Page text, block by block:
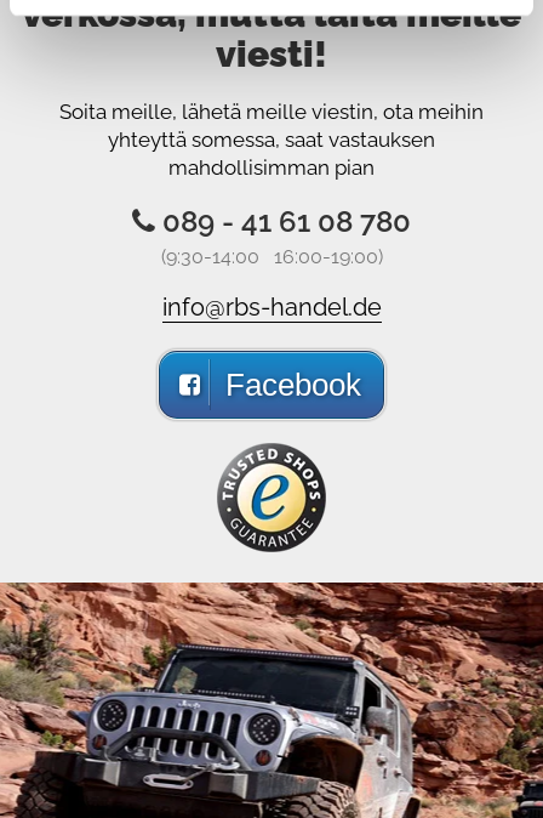
verkossa, mutta laita meille
viesti!
Soita meille, lähetä meille viestin, ota meihin
yhteyttä somessa, saat vastauksen
mahdollisimman pian
089 - 41 61 08 780
(9:30-14:00 16:00-19:00)
info@rbs-handel.de
Facebook